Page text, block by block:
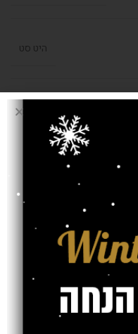
היט סט
1.60/2.30
,
2.00/2.90